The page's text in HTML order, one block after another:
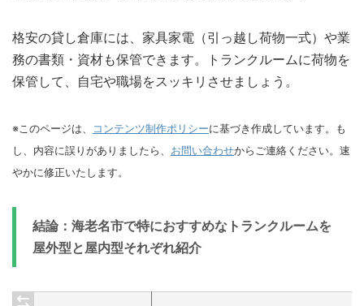
格安の貸し倉庫には、家具家電（引っ越し荷物一式）や業
務の書類・資材も保管できます。トランクルームに荷物を
保管して、自宅や職場をスッキリさせましょう。
※このページは、 コンテンツ制作ポリシーに基づき作成しています。も
し、内容に誤りがありましたら、 お問い合わせからご連絡ください。速
やかに修正いたします。
結論：海老名市で特におすすめなトランクルームを
屋外型と屋内型それぞれ紹介